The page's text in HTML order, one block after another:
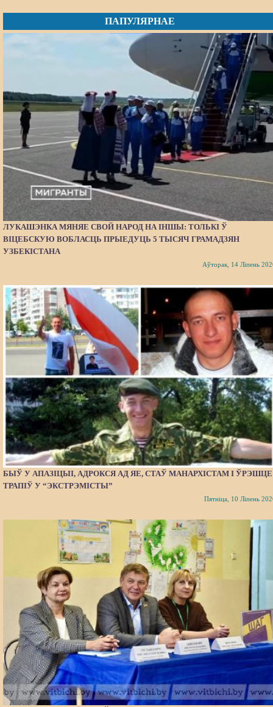
ПАПУЛЯРНАЕ
ЛУКАШЭНКА МЯНЯЕ СВОЙ НАРОД НА ІНШЫ: ТОЛЬКІ Ў
ВІЦЕБСКУЮ ВОБЛАСЦЬ ПРЫЕДУЦЬ 5 ТЫСЯЧ ГРАМАДЗЯН
УЗБЕКІСТАНА
Аўторак, 14 Ліпень
БЫЎ У АПАЗІЦЫІ, АДРОКСЯ АД ЯЕ, СТАЎ МАНАРХІСТАМ І ЎРЭШЦЕ
ТРАПІЎ У “ЭКСТРЭМІСТЫ”
Пятніца, 10 Ліпень